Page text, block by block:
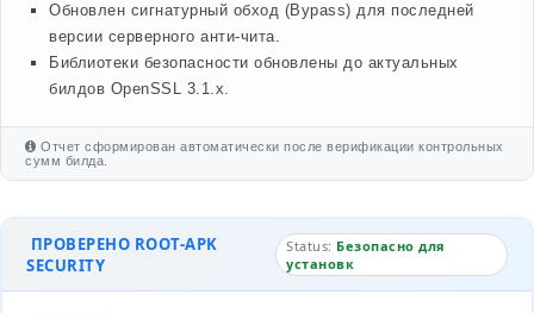
Обновлен сигнатурный обход (Bypass) для последней
версии серверного анти-чита.
Библиотеки безопасности обновлены до актуальных
билдов OpenSSL 3.1.x.
Отчет сформирован автоматически после верификации контрольных
сумм билда.
ПРОВЕРЕНО ROOT-APK
SECURITY
Status: Безопасно для
установк